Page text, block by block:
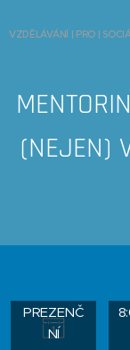
VZDĚLÁVÁNÍ | PRO |
(NEJEN)
kurz na
PREZENČ
NÍ